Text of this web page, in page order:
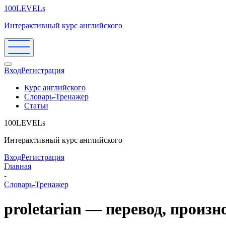
100LEVELs
Интерактивный курс английского
ВходРегистрация
Курс английского
Словарь-Тренажер
Статьи
100LEVELs
Интерактивный курс английского
ВходРегистрация
Главная
-
Словарь-Тренажер
proletarian — перевод,